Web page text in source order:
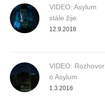
VIDEO: Asylum
stále žije
12.9.2018
VIDEO: Rozhovor
o Asylum
1.3.2018